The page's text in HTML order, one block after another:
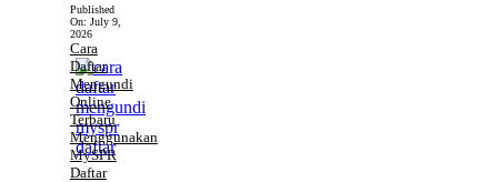
Published
On: July 9,
2026
Cara
Daftar
Mengundi
Online
Terbaru
Menggunakan
MySPR
Daftar